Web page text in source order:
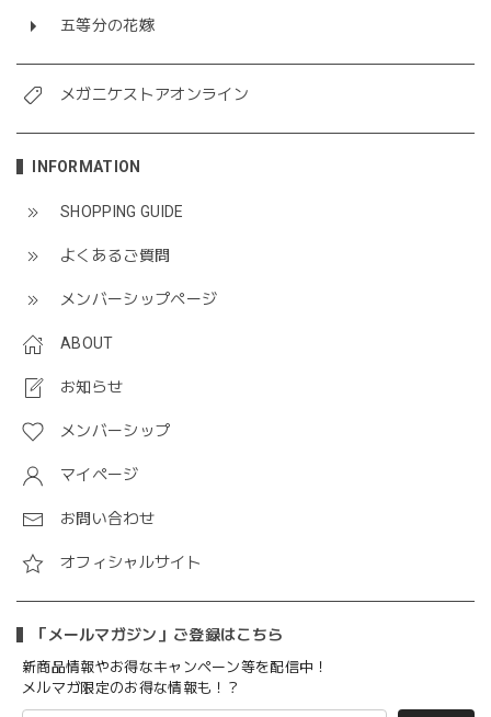
五等分の花嫁
メガニケストアオンライン
INFORMATION
SHOPPING GUIDE
よくあるご質問
メンバーシップページ
ABOUT
お知らせ
メンバーシップ
マイページ
お問い合わせ
オフィシャルサイト
「メールマガジン」ご登録はこちら
新商品情報やお得なキャンペーン等を配信中！
メルマガ限定のお得な情報も！？